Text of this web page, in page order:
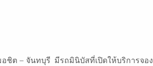
ชิต – จันทบุรี มีรถมินิบัสที่เปิดให้บริการจอ